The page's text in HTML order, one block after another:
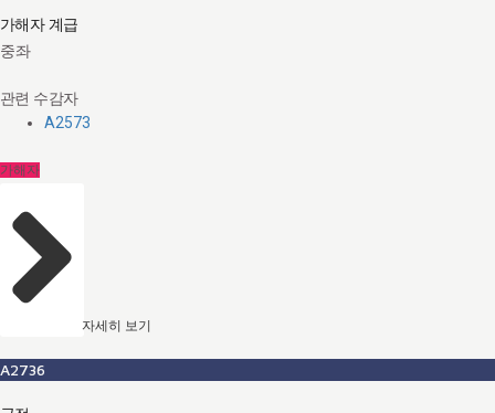
가해자 계급
중좌
관련 수감자
A2573
가해자
자세히 보기
A2736